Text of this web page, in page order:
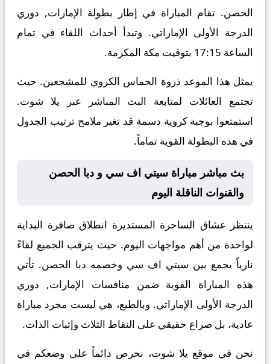
الحصن. تقام المباراة في إطار بطولة الإمارات, دوري
الدرجة الأولى الإماراتي. وتبدأ أحداث اللقاء في تمام
الساعة 17:15 بتوقيت مكة المكرمة.
يمثل هذا الموعد ذروة الحماس الكروي للمشجعين. حيث
تجتمع العائلات لمتابعة البث المباشر عبر يلا شوت.
استمتعوا بوجبة كروية دسمة قد تغير ملامح ترتيب الجدول
في هذه البطولة القوية تماماً.
بث مباشر مباراة سيتي اف سي و دبا الحصن
والقنوات الناقلة اليوم
ينتظر عشاق الساحرة المستديرة انطلاق صافرة البداية
لواحدة من أهم مواجهات اليوم. حيث يترقب الجميع لقاءً
نارياً يجمع بين سيتي اف سي وخصمه دبا الحصن. تأتي
هذه المباراة القوية ضمن منافسات الإمارات, دوري
الدرجة الأولى الإماراتي. وبالطبع، هي ليست مجرد مباراة
عادية، بل صراع حقيقي على النقاط الثلاث وإثبات الذات.
نحن في موقع يلا شوت، نحرص دائماً على وضعكم في